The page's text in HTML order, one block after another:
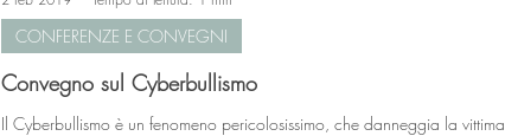
Convegno sul Cyberbullismo
Il Cyberbullismo è un fenomeno pericolosissimo, che danneggia la vittima
CONFERENZE E CONVEGNI